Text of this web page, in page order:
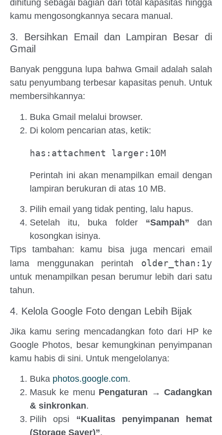
dihitung sebagai bagian dari total kapasitas hingga
kamu mengosongkannya secara manual.
3. Bersihkan Email dan Lampiran Besar di
Gmail
Banyak pengguna lupa bahwa Gmail adalah salah
satu penyumbang terbesar kapasitas penuh. Untuk
membersihkannya:
Buka Gmail melalui browser.
Di kolom pencarian atas, ketik:
has:attachment larger:10M
Perintah ini akan menampilkan email dengan
lampiran berukuran di atas 10 MB.
Pilih email yang tidak penting, lalu hapus.
Setelah itu, buka folder “Sampah” dan
kosongkan isinya.
Tips tambahan: kamu bisa juga mencari email
lama menggunakan perintah older_than:1y
untuk menampilkan pesan berumur lebih dari satu
tahun.
4. Kelola Google Foto dengan Lebih Bijak
Jika kamu sering mencadangkan foto dari HP ke
Google Photos, besar kemungkinan penyimpanan
kamu habis di sini. Untuk mengelolanya:
Buka photos.google.com.
Masuk ke menu Pengaturan → Cadangkan
& sinkronkan.
Pilih opsi “Kualitas penyimpanan hemat
(Storage Saver)”.